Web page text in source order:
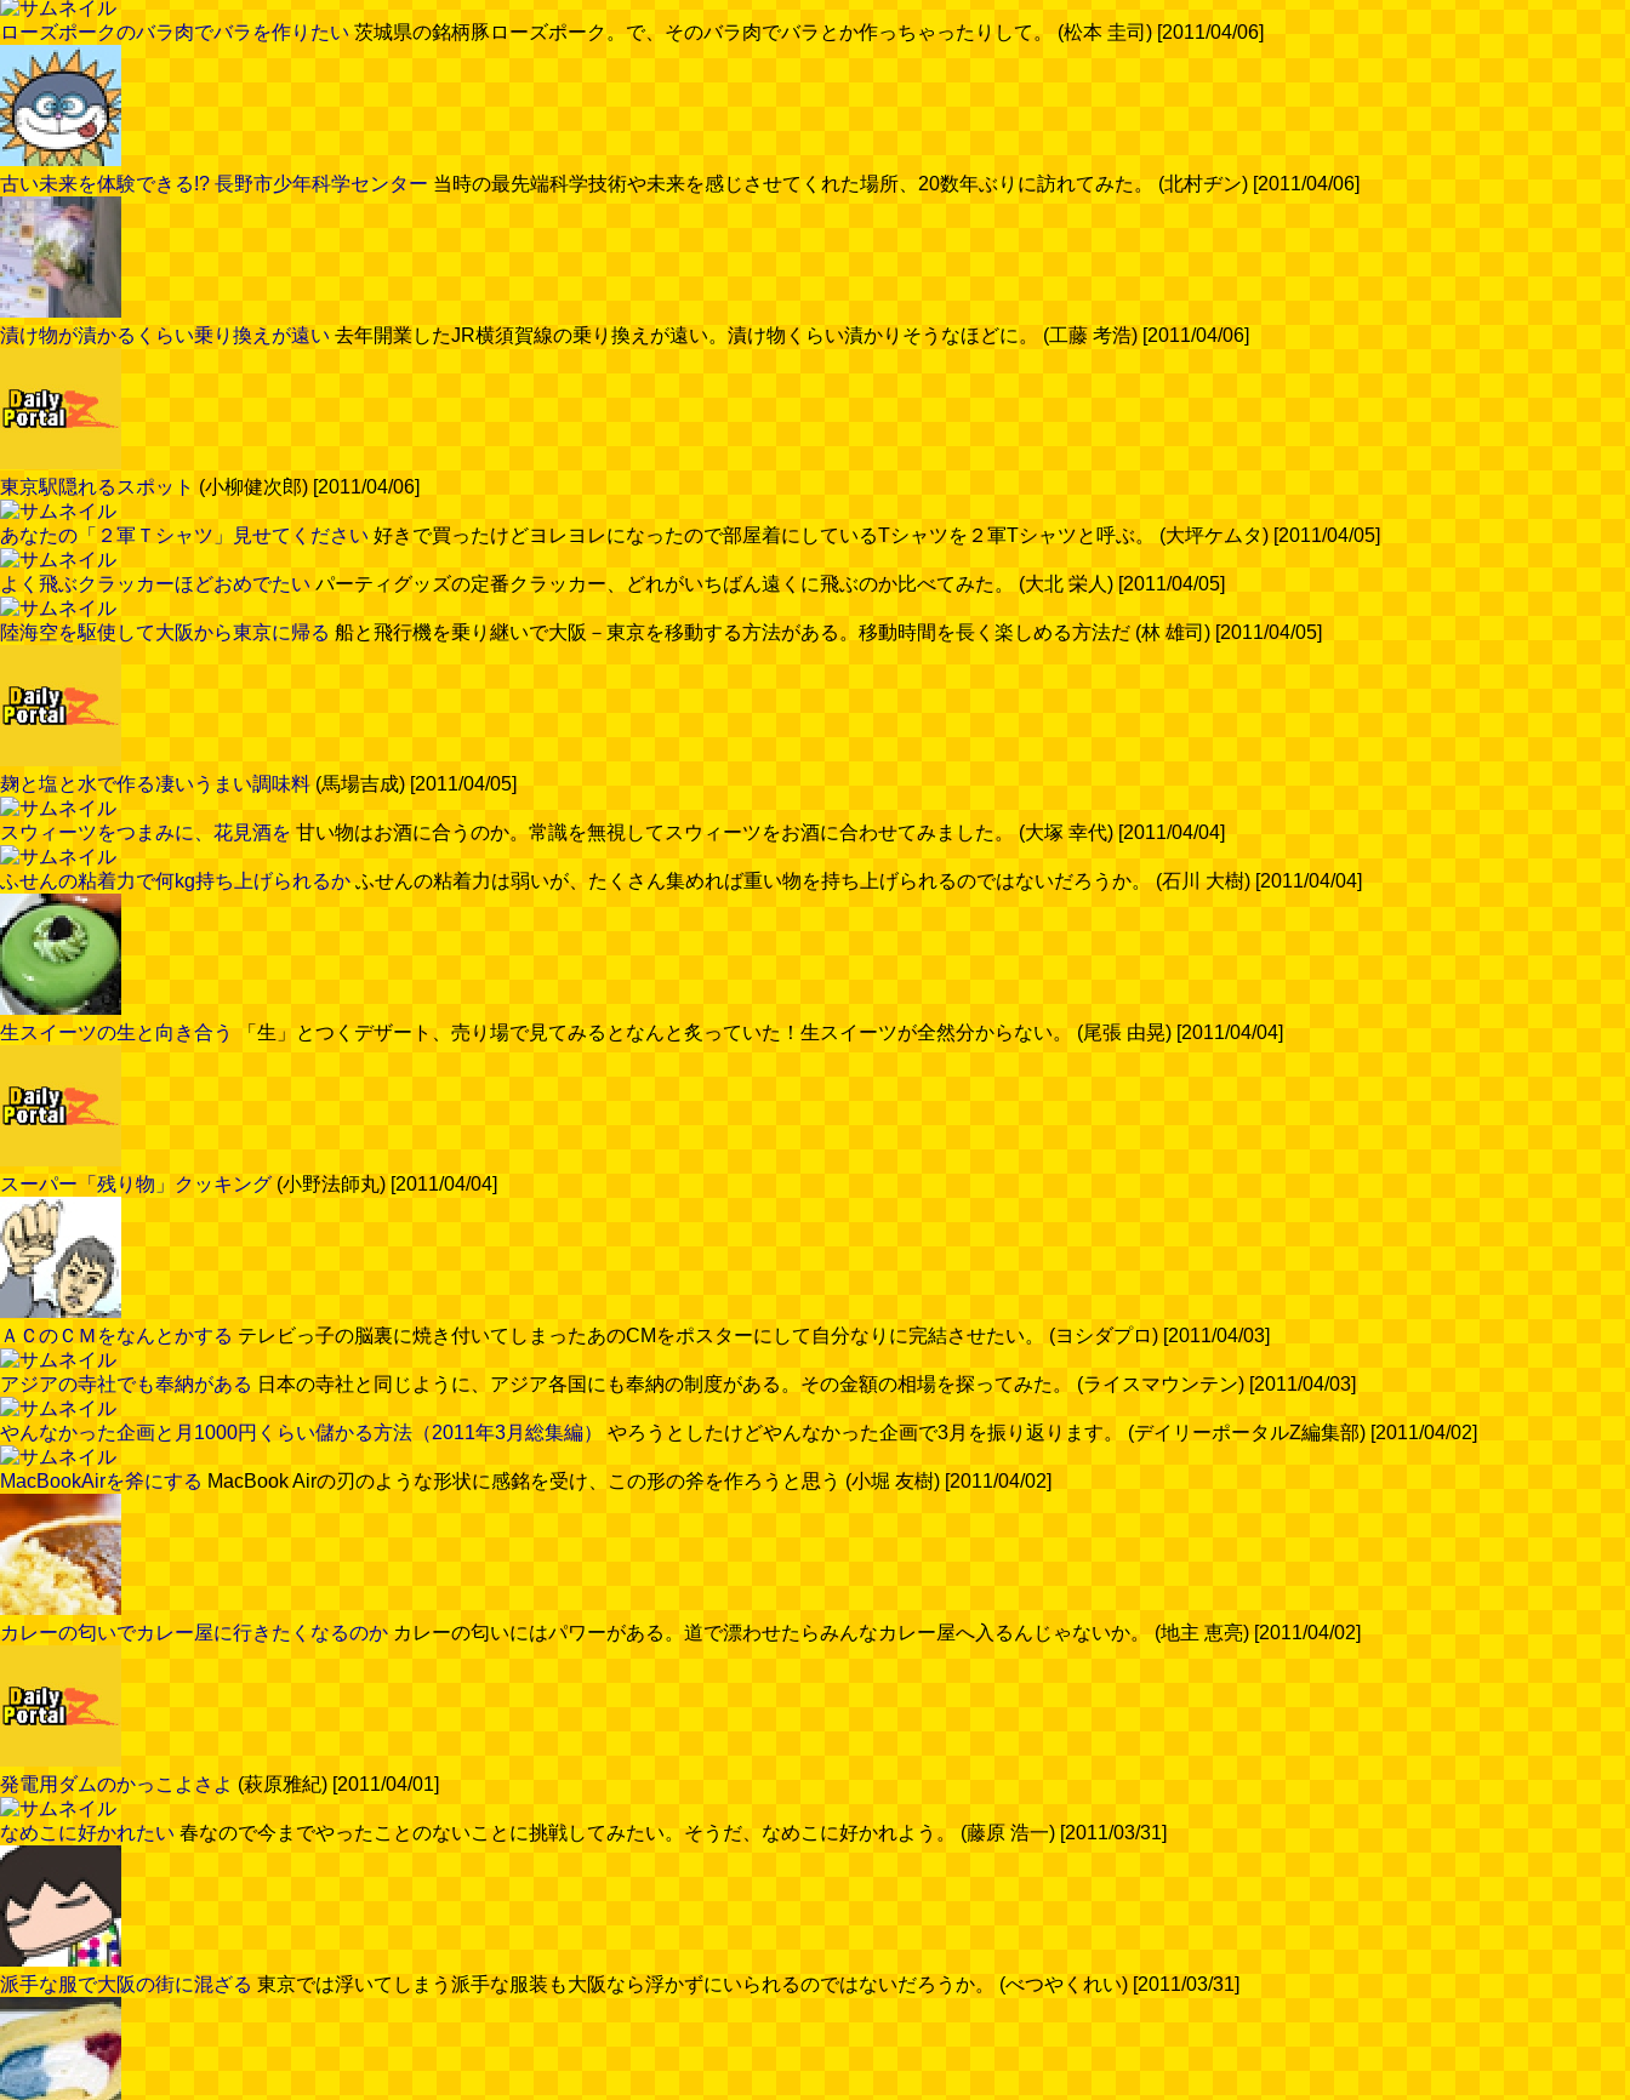
ローズポークのバラ肉でバラを作りたい 茨城県の銘柄豚ローズポーク。で、そのバラ肉でバラとか作っちゃったりして。 (松本 圭司) [2011/04/06]
古い未来を体験できる!? 長野市少年科学センター 当時の最先端科学技術や未来を感じさせてくれた場所、20数年ぶりに訪れてみた。 (北村ヂン) [2011/04/06]
漬け物が漬かるくらい乗り換えが遠い 去年開業したJR横須賀線の乗り換えが遠い。漬け物くらい漬かりそうなほどに。 (工藤 考浩) [2011/04/06]
東京駅隠れるスポット (小柳健次郎) [2011/04/06]
あなたの「２軍Ｔシャツ」見せてください 好きで買ったけどヨレヨレになったので部屋着にしているTシャツを２軍Tシャツと呼ぶ。 (大坪ケムタ) [2011/04/05]
よく飛ぶクラッカーほどおめでたい パーティグッズの定番クラッカー、どれがいちばん遠くに飛ぶのか比べてみた。 (大北 栄人) [2011/04/05]
陸海空を駆使して大阪から東京に帰る 船と飛行機を乗り継いで大阪－東京を移動する方法がある。移動時間を長く楽しめる方法だ (林 雄司) [2011/04/05]
麹と塩と水で作る凄いうまい調味料 (馬場吉成) [2011/04/05]
スウィーツをつまみに、花見酒を 甘い物はお酒に合うのか。常識を無視してスウィーツをお酒に合わせてみました。 (大塚 幸代) [2011/04/04]
ふせんの粘着力で何kg持ち上げられるか ふせんの粘着力は弱いが、たくさん集めれば重い物を持ち上げられるのではないだろうか。 (石川 大樹) [2011/04/04]
生スイーツの生と向き合う 「生」とつくデザート、売り場で見てみるとなんと炙っていた！生スイーツが全然分からない。 (尾張 由晃) [2011/04/04]
スーパー「残り物」クッキング (小野法師丸) [2011/04/04]
ＡＣのＣＭをなんとかする テレビっ子の脳裏に焼き付いてしまったあのCMをポスターにして自分なりに完結させたい。 (ヨシダプロ) [2011/04/03]
アジアの寺社でも奉納がある 日本の寺社と同じように、アジア各国にも奉納の制度がある。その金額の相場を探ってみた。 (ライスマウンテン) [2011/04/03]
やんなかった企画と月1000円くらい儲かる方法（2011年3月総集編） やろうとしたけどやんなかった企画で3月を振り返ります。 (デイリーポータルZ編集部) [2011/04/02]
MacBookAirを斧にする MacBook Airの刃のような形状に感銘を受け、この形の斧を作ろうと思う (小堀 友樹) [2011/04/02]
カレーの匂いでカレー屋に行きたくなるのか カレーの匂いにはパワーがある。道で漂わせたらみんなカレー屋へ入るんじゃないか。 (地主 恵亮) [2011/04/02]
発電用ダムのかっこよさよ (萩原雅紀) [2011/04/01]
なめこに好かれたい 春なので今までやったことのないことに挑戦してみたい。そうだ、なめこに好かれよう。 (藤原 浩一) [2011/03/31]
派手な服で大阪の街に混ざる 東京では浮いてしまう派手な服装も大阪なら浮かずにいられるのではないだろうか。 (べつやくれい) [2011/03/31]